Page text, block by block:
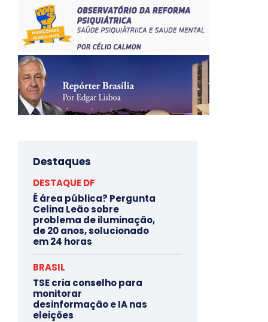
Destaques
DESTAQUE DF
É área pública? Pergunta
Celina Leão sobre
problema de iluminação,
de 20 anos, solucionado
em 24 horas
BRASIL
TSE cria conselho para
monitorar
desinformação e IA nas
eleições